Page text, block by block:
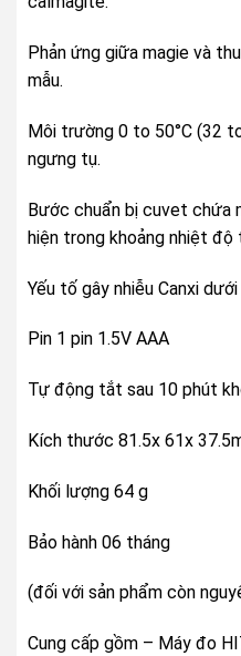
Phản ứng giữa magie và
mẫu.
Môi trường 0 to 50°C (32
ngưng tụ.
Bước chuẩn bị cuvet chứa
hiện trong khoảng nhiệt độ
Yếu tố gây nhiễu Canxi
Pin 1 pin 1.5V AAA
Tự động tắt sau 10 phút
Kích thước 81.5x 61x
Khối lượng 64 g
Bảo hành 06 tháng
(đối với sản phẩm còn
Cung cấp gồm – Máy đo